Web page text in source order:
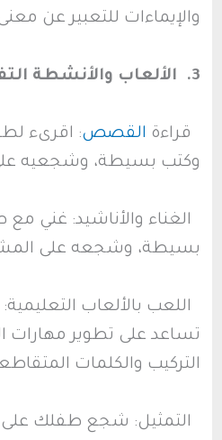
والإيماءات للتعبير عن
3. الألعاب والأنشطة التفاعلية:
قراءة القصص: اقرىء
وكتب بسيطة، وشجعيه
الغناء والأناشيد: غني
بسيطة، وشجعه على
اللعب بالألعاب
تساعد على تطوير مهارات
التركيب والكلمات
التمثيل: شجع طفلك على